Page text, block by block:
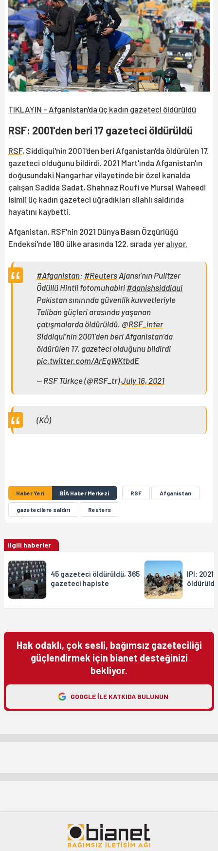
TIKLAYIN - Afganistan'da üç kadın gazeteci öldürüldü
RSF: 2001'den beri 17 gazeteci öldürüldü
RSF, Siddiqui'nin 2001'den beri Afganistan'da öldürülen 17.
gazeteci olduğunu bildirdi. 2021 Mart'ında Afganistan'ın
doğusundaki Nangarhar vilayetinde bir özel kanalda
çalışan Sadida Sadat, Shahnaz Roufi ve Mursal Waheedi
isimli üç kadın gazeteci uğradıkları silahlı saldırıda
hayatını kaybetti.
Afganistan, RSF'nin 2021 Dünya Basın Özgürlüğü
Endeksi'nde 180 ülke arasında 122. sırada yer alıyor.
#Afganistan: #Reuters Ajansı’nın Pulitzer
Ödüllü Hintli fotomuhabiri #danishsiddiqui
Pakistan sınırında güvenlik kuvvetleriyle
Taliban güçleri arasında yaşanan
çatışmalarda öldürüldü. @RSF_inter
Siddiqui’nin 2001’den beri Afganistan’da
öldürülen 17. gazeteci olduğunu bildirdi
pic.twitter.com/ArEgWKtbdE
— RSF Türkçe (@RSF_tr)July 16, 2021
(KÖ)
Haber Yeri BİA Haber Merkezi RSF Afganistan
gazetecilere saldırı Reuters
ilgili haberler
45 gazeteci öldürüldü, 365
gazeteci hapiste
IPI:
öldürüldü
Hak odaklı, çok sesli, bağımsız gazeteciliği
güçlendirmek için bianet desteğinizi
bekliyor.
GOOGLE ILE KATKIDA BULUNUN